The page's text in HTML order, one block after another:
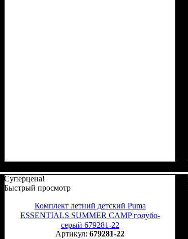
Суперцена!
Быстрый просмотр
Комплект летний детский Puma
ESSENTIALS SUMMER CAMP голубо-
серый 679281-22
679281-22